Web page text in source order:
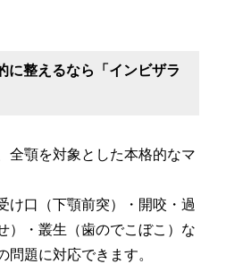
に整えるなら「インビザラ
全顎を対象とした本格的なマ
け口（下顎前突）・開咬・過
）・叢生（歯のでこぼこ）な
問題に対応できます。